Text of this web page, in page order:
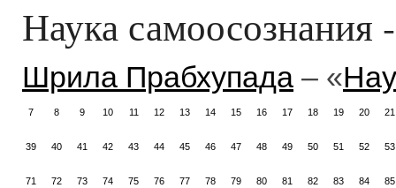
Наука самоосознания
Шрила Прабхупада – «
7 8 9 10 11 12 13 14 15 16 17 18 19 20 21
39 40 41 42 43 44 45 46 47 48 49 50 51 52 53
71 72 73 74 75 76 77 78 79 80 81 82 83 84 85